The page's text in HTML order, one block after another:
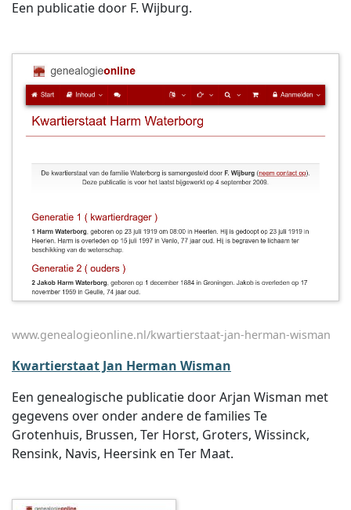
Een publicatie door F. Wijburg.
www.genealogieonline.nl/kwartierstaat-jan-herman-wisman
Kwartierstaat Jan Herman Wisman
Een genealogische publicatie door Arjan Wisman met
gegevens over onder andere de families Te
Grotenhuis, Brussen, Ter Horst, Groters, Wissinck,
Rensink, Navis, Heersink en Ter Maat.